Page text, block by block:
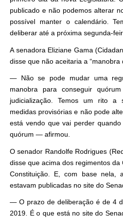
publicado e não podemos alterar
possível manter o calendário.
deliberar até a próxima segunda-
A senadora Eliziane Gama
disse que não aceitaria a “manobra
— Não se pode mudar uma
manobra para conseguir
judicialização. Temos um rito
medidas provisórias e não pode
está vendo que vai perder
quórum — afirmou.
O senador Randolfe Rodrigues
disse que acima dos regimentos
Constituição. E, com base nela,
estavam publicadas no site do
— O prazo de deliberação é de 4
2019. É o que está no site do